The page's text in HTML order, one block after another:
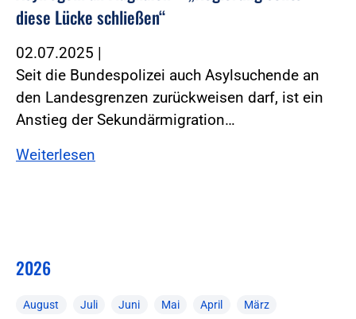
diese Lücke schließen“
02.07.2025 |
Seit die Bundespolizei auch Asylsuchende an
den Landesgrenzen zurückweisen darf, ist ein
Anstieg der Sekundärmigration…
Weiterlesen
2026
August Juli Juni Mai April März